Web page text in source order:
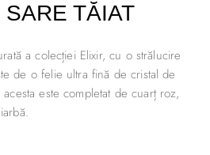
TĂIAT
a colecției Elixir, cu o strălucire
de o felie ultra fină de cristal de
este completat de cuarț roz,